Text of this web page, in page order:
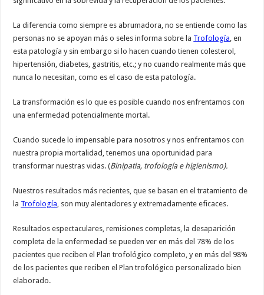
La diferencia como siempre es abrumadora, no se entiende como las
personas no se apoyan más o seles informa sobre la Trofología , en
esta patología y sin embargo si lo hacen cuando tienen colesterol,
hipertensión, diabetes, gastritis, etc.; y no cuando realmente más que
nunca lo necesitan, como es el caso de esta patología.
La transformación es lo que es posible cuando nos enfrentamos con
una enfermedad potencialmente mortal.
Cuando sucede lo impensable para nosotros y nos enfrentamos con
nuestra propia mortalidad, tenemos una oportunidad para
transformar nuestras vidas. (Binipatia, trofología e higienismo).
Nuestros resultados más recientes, que se basan en el tratamiento de
la Trofología , son muy alentadores y extremadamente eficaces.
Resultados espectaculares, remisiones completas, la desaparición
completa de la enfermedad se pueden ver en más del 78% de los
pacientes que reciben el Plan trofológico completo, y en más del 98%
de los pacientes que reciben el Plan trofológico personalizado bien
elaborado.